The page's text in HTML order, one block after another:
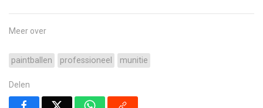
Meer over
paintballen professioneel munitie
Delen